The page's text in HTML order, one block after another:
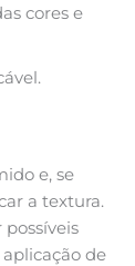
cores e
e, se
a textura.
de